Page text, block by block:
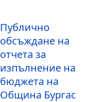
Публично
обсъждане на
отчета за
изпълнение на
бюджета на
Община Бургас